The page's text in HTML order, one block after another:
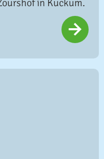
in Kuckum.